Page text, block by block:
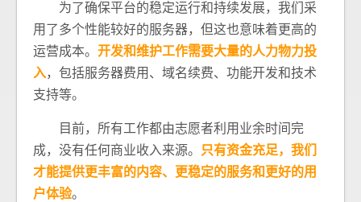
为了确保平台的稳定运行和持续发展，我们采
用了多个性能较好的服务器，但这也意味着更高的
运营成本。 开发和维护工作需要大量的人力物力投
入，包括服务器费用、域名续费、功能开发和技术
支持等。
目前，所有工作都由志愿者利用业余时间完
成，没有任何商业收入来源。
只有资金充足，我们
才能提供更丰富的内容、更稳定的服务和更好的用
户体验。